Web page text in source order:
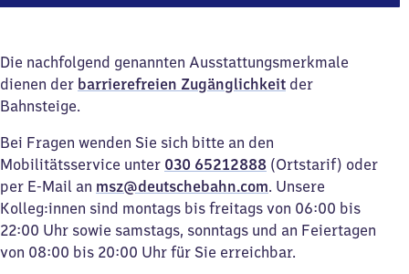
Die nachfolgend genannten Ausstattungsmerkmale
dienen der barrierefreien Zugänglichkeit der
Bahnsteige.
Bei Fragen wenden Sie sich bitte an den
Mobilitätsservice unter 030 65212888 (Ortstarif) oder
per E-Mail an msz@deutschebahn.com. Unsere
Kolleg:innen sind montags bis freitags von 06:00 bis
22:00 Uhr sowie samstags, sonntags und an Feiertagen
von 08:00 bis 20:00 Uhr für Sie erreichbar.